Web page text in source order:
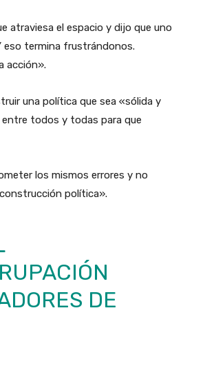
atraviesa el espacio y dijo que uno
eso termina frustrándonos.
acción».
una política que sea «sólida y
todos y todas para que
los mismos errores y no
política».
DE